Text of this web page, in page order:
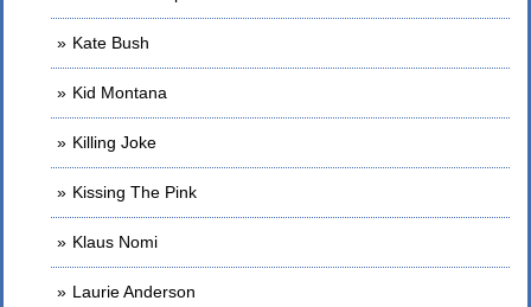
Kate Bush
Kid Montana
Killing Joke
Kissing The Pink
Klaus Nomi
Laurie Anderson